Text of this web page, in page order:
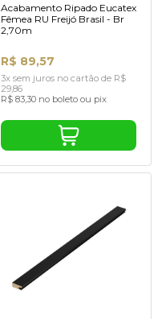
Acabamento Ripado Eucatex
Fêmea RU Freijó Brasil - Br
2,70m
R$ 89,57
3x sem juros no cartão de R$
29,86
R$ 83,30 no boleto ou pix